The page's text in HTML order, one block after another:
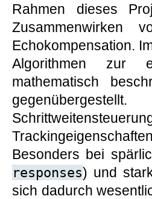
Rahmen dieses
Zusammenwirken
Echokompensation.
Algorithmen zur
mathematisch
Besonders bei
responses) und
sich dadurch